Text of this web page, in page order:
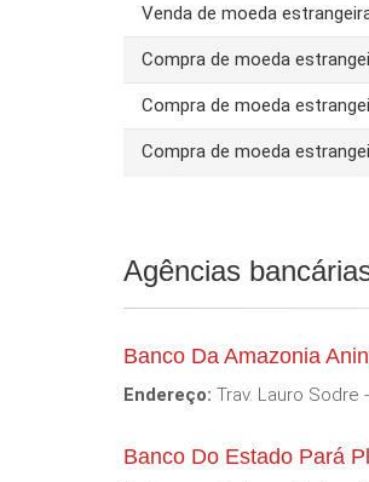
Venda de moeda
Compra de moeda
Compra de moeda
Compra de moeda
Agências
Banco Da Amazonia
Endereço: Trav. Lauro Sodre
Banco Do Estado Pará